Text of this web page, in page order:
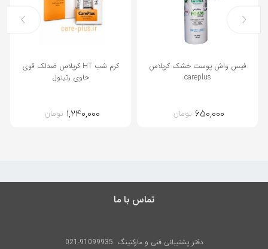
فیس واش پوست خشک کرپلاس
careplus
۶۵۰,۰۰۰ تومان
کرم شب HT کرپلاس ضدلک قوی
حاوی رتینول
۱,۲۴۰,۰۰۰ تومان
تماس با ما
دفتر پشتیبانی فنی و مارکتینگ 91099935-021